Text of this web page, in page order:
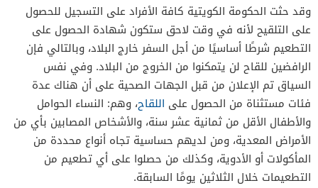
وقد حثت الحكومة الكويتية كافة الأفراد على التسجيل للحصول
على التلقيح لأنه في وقت لاحق ستكون شهادة الحصول على
التطعيم شرطًا أساسيًا من أجل السفر خارج البلاد، وبالتالي فإن
الرافضين للقاح لن يتمكنوا من الخروج من البلاد. وفي نفس
السياق تم الإعلان من قبل الجهات الصحية على أن هناك عدة
فئات مستثناة من الحصول على اللقاح، وهم: النساء الحوامل
والأطفال الأقل من ثمانية عشر سنة، والأشخاص المصابين بأي من
الأمراض المعدية، ومن لديهم حساسية تجاه أنواع محددة من
المأكولات أو الأدوية، وكذلك من حصلوا على أي تطعيم من
التطعيمات خلال الثلاثين يومًا السابقة.